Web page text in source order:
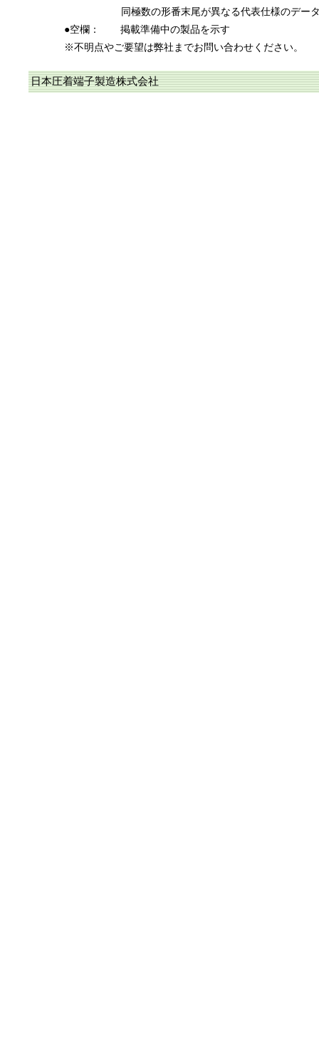
同極数の形番末尾が異なる代表仕様のデー
●空欄：
掲載準備中の製品を示す
※不明点やご要望は弊社までお問い合わせください。
日本圧着端子製造株式会社